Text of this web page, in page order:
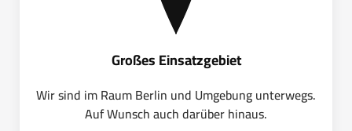
Großes Einsatzgebiet
Wir sind im Raum Berlin und Umgebung unterwegs.
Auf Wunsch auch darüber hinaus.